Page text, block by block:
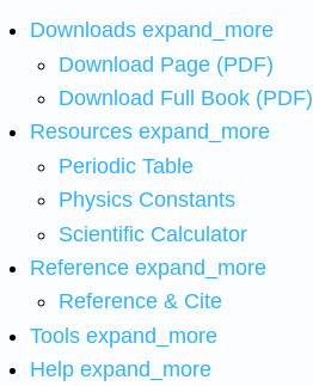
Downloads expand_more
Download Page (PDF)
Download Full Book (PDF)
Resources expand_more
Periodic Table
Physics Constants
Scientific Calculator
Reference expand_more
Reference & Cite
Tools expand_more
Help expand_more